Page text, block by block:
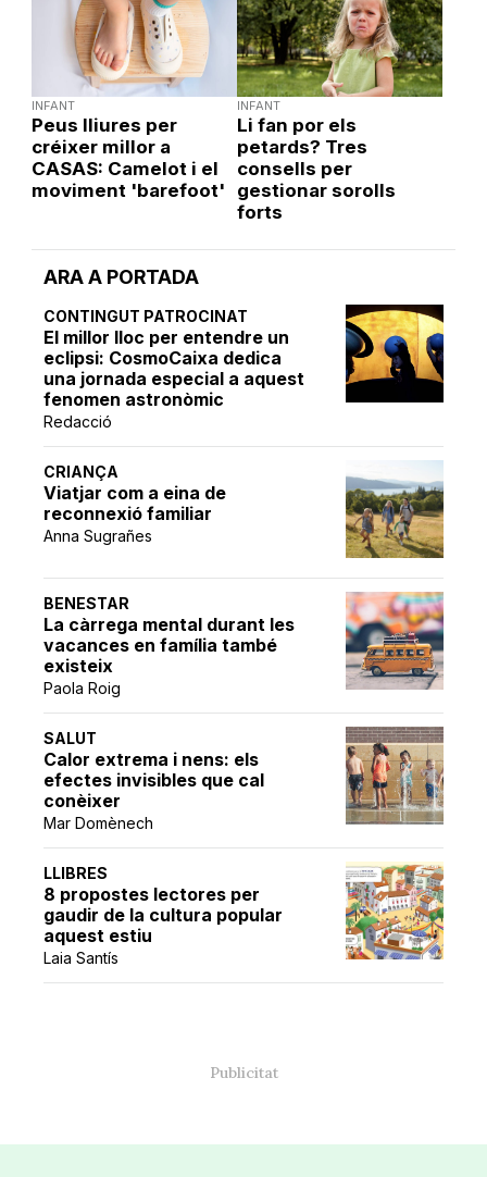
ARA A PORTADA
CONTINGUT PATROCINAT
El millor lloc per entendre un
eclipsi: CosmoCaixa dedica
una jornada especial a aquest
fenomen astronòmic
Redacció
CRIANÇA
Viatjar com a eina de
reconnexió familiar
Anna Sugrañes
BENESTAR
La càrrega mental durant les
vacances en família també
existeix
Paola Roig
SALUT
Calor extrema i nens: els
efectes invisibles que cal
conèixer
Mar Domènech
LLIBRES
8 propostes lectores per
gaudir de la cultura popular
aquest estiu
Laia Santís
INFANT
Peus lliures per
créixer millor a
CASAS: Camelot i el
moviment 'barefoot'
INFANT
Li fan por els
petards? Tres
consells per
gestionar sorolls
forts